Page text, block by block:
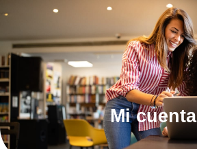
Mi cuenta